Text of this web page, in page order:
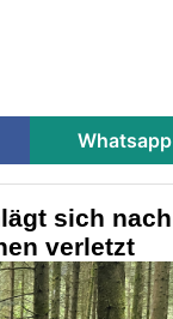
Whatsapp
sich nach
verletzt